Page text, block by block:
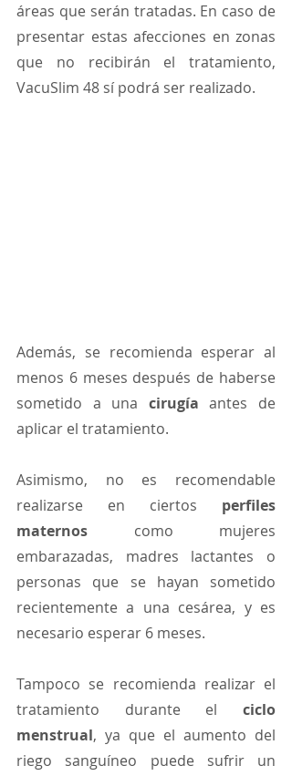
áreas que serán tratadas. En caso de
presentar estas afecciones en zonas
que no recibirán el tratamiento,
VacuSlim 48 sí podrá ser realizado.
Además, se recomienda esperar al
menos 6 meses después de haberse
sometido a una cirugía antes de
aplicar el tratamiento.
Asimismo, no es recomendable
realizarse en ciertos perfiles
maternos como mujeres
embarazadas, madres lactantes o
personas que se hayan sometido
recientemente a una cesárea, y es
necesario esperar 6 meses.
Tampoco se recomienda realizar el
tratamiento durante el ciclo
menstrual, ya que el aumento del
riego sanguíneo puede sufrir un